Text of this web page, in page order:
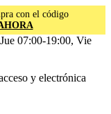
con el código
07:00-19:00, Vie
y electrónica